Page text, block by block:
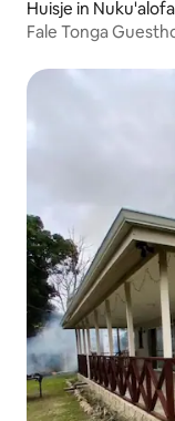
Huisje in Nuku'alofa
Fale Tonga